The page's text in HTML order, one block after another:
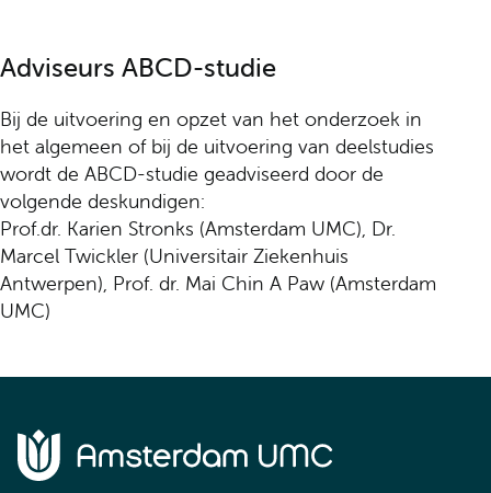
Adviseurs ABCD-studie
Bij de uitvoering en opzet van het onderzoek in
het algemeen of bij de uitvoering van deelstudies
wordt de ABCD-studie geadviseerd door de
volgende deskundigen:
Prof.dr. Karien Stronks (Amsterdam UMC), Dr.
Marcel Twickler (Universitair Ziekenhuis
Antwerpen), Prof. dr. Mai Chin A Paw (Amsterdam
UMC)